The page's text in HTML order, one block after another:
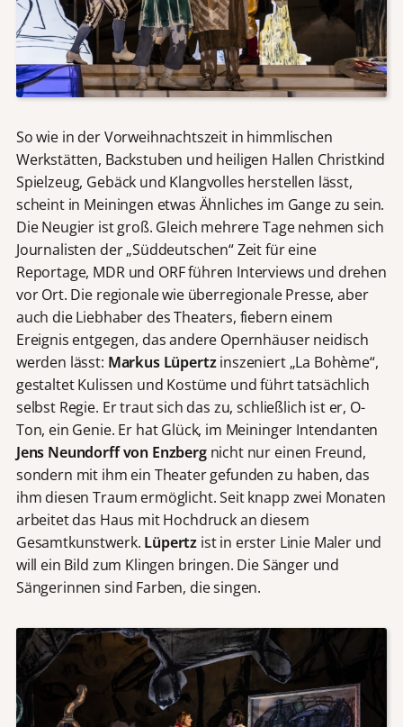
So wie in der Vorweihnachtszeit in himmlischen
Werkstätten, Backstuben und heiligen Hallen Christkind
Spielzeug, Gebäck und Klangvolles herstellen lässt,
scheint in Meiningen etwas Ähnliches im Gange zu sein.
Die Neugier ist groß. Gleich mehrere Tage nehmen sich
Journalisten der „Süddeutschen“ Zeit für eine
Reportage, MDR und ORF führen Interviews und drehen
vor Ort. Die regionale wie überregionale Presse, aber
auch die Liebhaber des Theaters, fiebern einem
Ereignis entgegen, das andere Opernhäuser neidisch
werden lässt: Markus Lüpertzinszeniert „La Bohème“,
gestaltet Kulissen und Kostüme und führt tatsächlich
selbst Regie. Er traut sich das zu, schließlich ist er, O-
Ton, ein Genie. Er hat Glück, im Meininger Intendanten
Jens Neundorff von Enzberg nicht nur einen Freund,
sondern mit ihm ein Theater gefunden zu haben, das
ihm diesen Traum ermöglicht. Seit knapp zwei Monaten
arbeitet das Haus mit Hochdruck an diesem
Gesamtkunstwerk. Lüpertz ist in erster Linie Maler und
will ein Bild zum Klingen bringen. Die Sänger und
Sängerinnen sind Farben, die singen.